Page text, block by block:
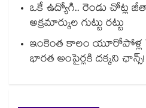
ఒకే ఉద్యోగి.. రెండు చోట్ల
అక్రమార్కుల గుట్టు రట్టు
ఇంకెంత కాలం యూరోపోళ్ల
భారత అంపైర్లకి దక్కని ఛాన్స్!